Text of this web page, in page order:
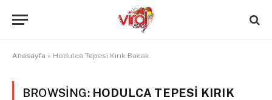
Anasayfa » Hodulca Tepesi Kırık Bacak
BROWSING: HODULCA TEPESI KIRIK